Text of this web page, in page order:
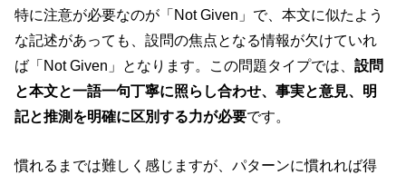
特に注意が必要なのが「Not Given」で、本文に似たよう
な記述があっても、設問の焦点となる情報が欠けていれ
ば「Not Given」となります。この問題タイプでは、設問
と本文と一語一句丁寧に照らし合わせ、事実と意見、明
記と推測を明確に区別する力が必要です。
慣れるまでは難しく感じますが、パターンに慣れれば得